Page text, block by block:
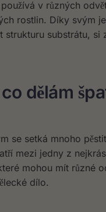
v různých
rostlin. Díky svým
substrátu, si
dělám
se setká mnoho
mezi jedny z
mohou mít různé
dílo.